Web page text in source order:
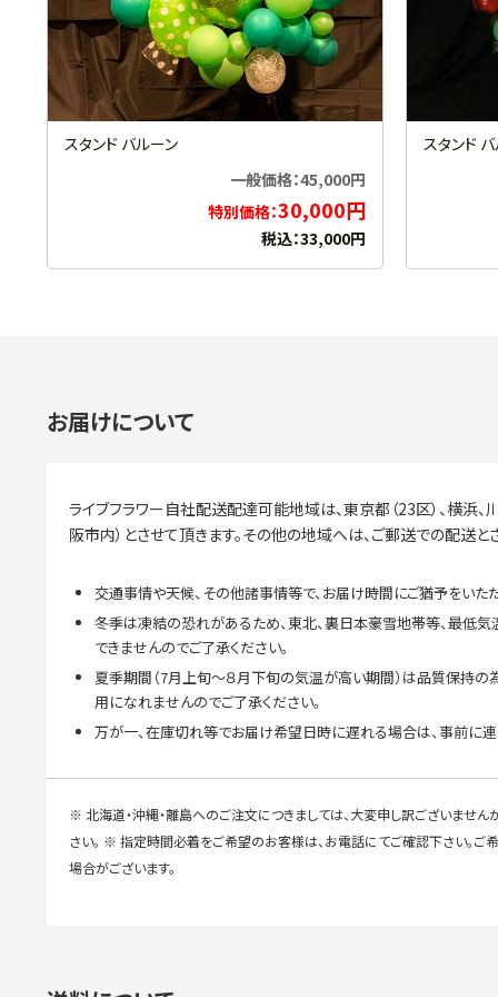
スタンド バルーン
一般価格：45,000円
特別価格：30,000円
税込：33,000円
スタンド
お届けについて
ライブフラワー自社配送配達可能地域は、東京都（23区）、横浜、
阪市内）とさせて頂きます。その他の地域へは、ご郵送での配送と
交通事情や天候、その他諸事情等で、お届け時間にご猶予をいた
冬季は凍結の恐れがあるため、東北、裏日本豪雪地帯等、最低
できませんのでご了承ください。
夏季期間（7月上旬～８月下旬の気温が高い期間）は品質保持の
用になれませんのでご了承ください。
万が一、在庫切れ等でお届け希望日時に遅れる場合は、事前に連
※ 北海道・沖縄・離島へのご注文につきましては、大変申し訳ございませ
さい。 ※ 指定時間必着をご希望のお客様は、お電話にてご確認下さい。
場合がございます。